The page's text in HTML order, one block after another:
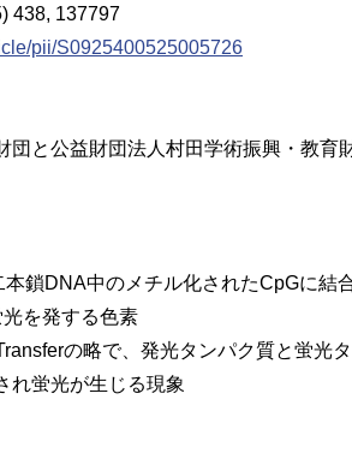
438, 137797
pii/S0925400525005726
と公益財団法人村田学術振興・教育
鎖DNA中のメチル化されたCpGに結
を発する色素
の略で、発光タンパク質と蛍光
れ蛍光が生じる現象